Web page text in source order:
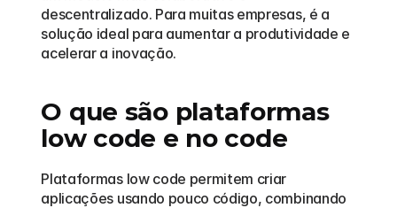
descentralizado. Para muitas empresas, é a
solução ideal para aumentar a produtividade e
acelerar a inovação.
O que são plataformas
low code e no code
Plataformas low code permitem criar
aplicações usando pouco código, combinando